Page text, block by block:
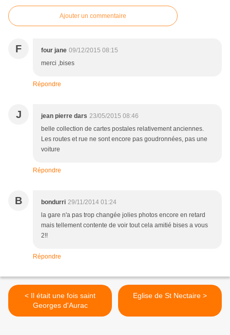
Ajouter un commentaire
F four jane 09/12/2015 08:15
merci ,bises
Répondre
J jean pierre dars 23/05/2015 08:46
belle collection de cartes postales relativement anciennes.
Les routes et rue ne sont encore pas goudronnées, pas une
voiture
Répondre
B bondurri 29/11/2014 01:24
la gare n'a pas trop changée jolies photos encore en retard
mais tellement contente de voir tout cela amitié bises a vous
2!!
Répondre
< Il était une fois saint
Georges d'Aurac
Eglise de St Nectaire >